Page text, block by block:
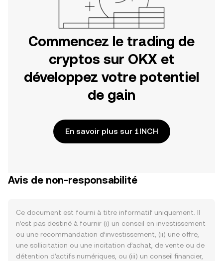
Commencez le trading de
cryptos sur OKX et
développez votre potentiel
de gain
En savoir plus sur 1INCH
Avis de non-responsabilité
Ce document est fourni à titre informatif uniquement. Il
n’est pas destiné à fournir (i) un conseil en investissement
ou une recommandation d’investissement, (ii) une offre,
une sollicitation ou une incitation d’achat, de vente ou de
détention d’actifs numériques, ou (iii) un conseil financier,